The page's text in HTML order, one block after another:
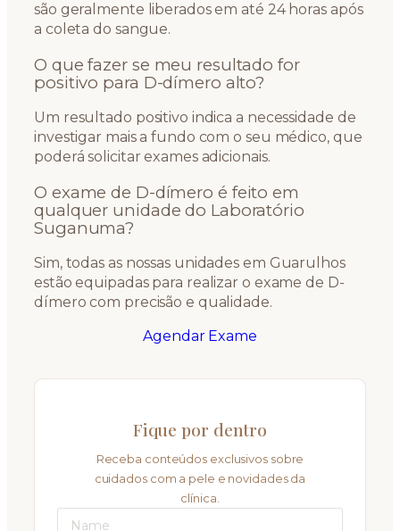
são geralmente liberados em até 24 horas após
a coleta do sangue.
O que fazer se meu resultado for
positivo para D-dímero alto?
Um resultado positivo indica a necessidade de
investigar mais a fundo com o seu médico, que
poderá solicitar exames adicionais.
O exame de D-dímero é feito em
qualquer unidade do Laboratório
Suganuma?
Sim, todas as nossas unidades em Guarulhos
estão equipadas para realizar o exame de D-
dímero com precisão e qualidade.
Agendar Exame
Fique por dentro
Receba conteúdos exclusivos sobre
cuidados com a pele e novidades da
clínica.